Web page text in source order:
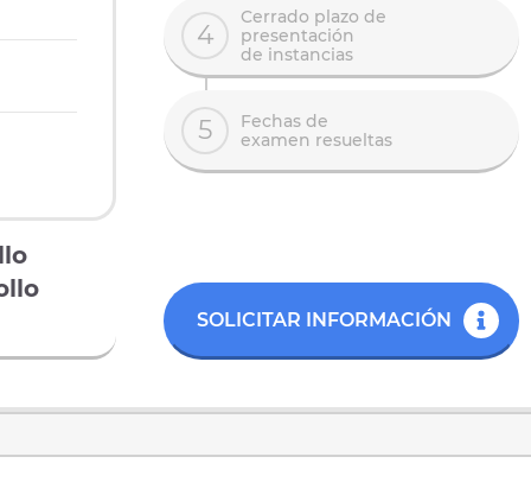
4
Cerrado plazo de
presentación
de instancias
5
Fechas de
examen resueltas
SOLICITAR INFORMACIÓN